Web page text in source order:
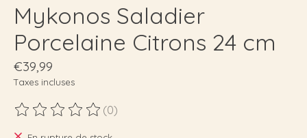
Mykonos Saladier
Porcelaine Citrons 24 cm
€39,99
Taxes incluses
Ce produit est évalué à
(0)